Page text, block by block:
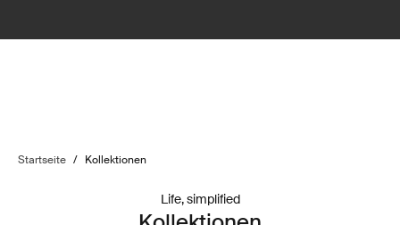
Startseite / Kollektionen
Life, simplified